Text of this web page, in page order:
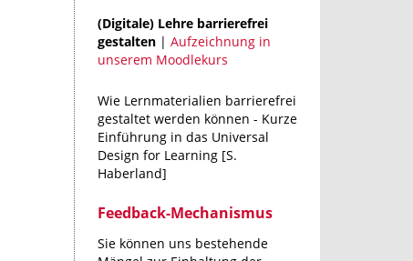
(Digitale) Lehre barrierefrei
gestalten | Aufzeichnung in
unserem Moodlekurs
Wie Lernmaterialien barrierefrei
gestaltet werden können - Kurze
Einführung in das Universal
Design for Learning [S.
Haberland]
Feedback-Mechanismus
Sie können uns bestehende